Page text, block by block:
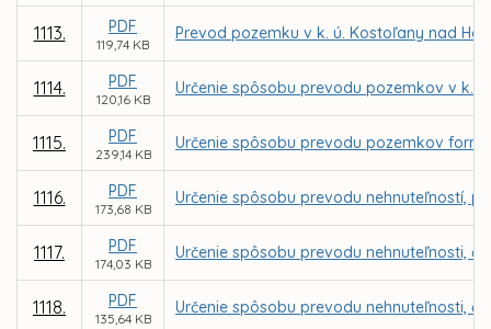
1113. PDF
119,74 KB
Prevod pozemku v k. ú. Kostoľany nad
1114. PDF
120,16 KB
Určenie spôsobu prevodu pozemkov v k.
1115. PDF
239,14 KB
Určenie spôsobu prevodu pozemkov
1116. PDF
173,68 KB
Určenie spôsobu prevodu nehnuteľností,
1117. PDF
174,03 KB
Určenie spôsobu prevodu nehnuteľnosti,
1118. PDF
135,64 KB
Určenie spôsobu prevodu nehnuteľnosti,